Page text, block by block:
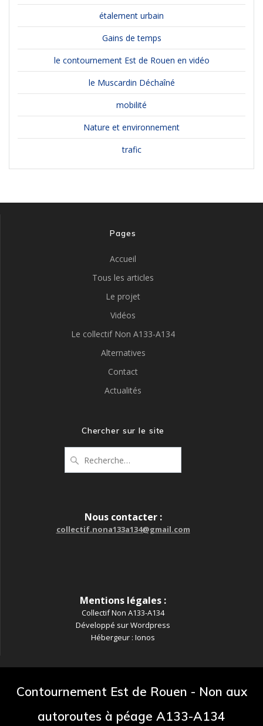
étalement urbain
Gains de temps
le contournement Est de Rouen en vidéo
le Muscardin Déchaîné
mobilité
Nature et environnement
trafic
Pages
Accueil
Tous les articles
Le projet
Vidéos
Le collectif Non A133-A134
Alternatives
Contact
Actualités
Chercher sur le site
pour
Nous contacter :
collectif.nona133a134@gmail.com
Mentions légales :
Collectif Non A133-A134
Développé sur Wordpress
Hébergeur : Ionos
Contournement Est de Rouen - Non aux
autoroutes à péage A133-A134